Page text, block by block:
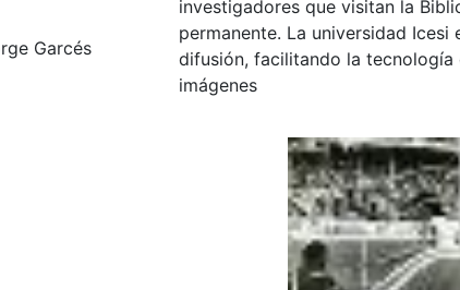
Garcés
investigadores que visitan la
permanente. La universidad
difusión, facilitando la
imágenes